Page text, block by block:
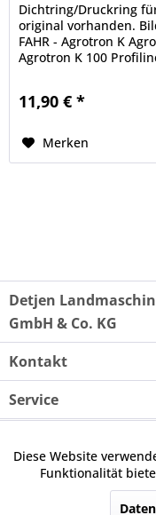
Dichtring/Druckring
original vorhanden.
FAHR - Agrotron K
Agrotron K 100
11,90 € *
Merken
Detjen
GmbH & Co. KG
Kontakt
Service
angebotenen
Funktionale
Diese Website
Funktionalität